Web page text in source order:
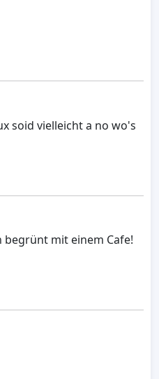
soid vielleicht a no wo's
mit einem Cafe!